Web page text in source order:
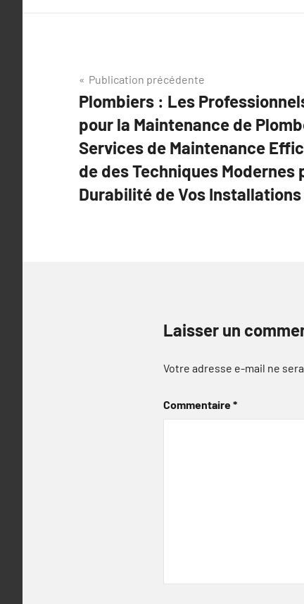
Navigation
de
l’article
Publication précédente
Plombiers : Les
pour la Maintenance de
Services de Maintenance
de des Techniques Modernes
Durabilité de Vos Installations
Laisser un
Votre adresse e-mail ne
Commentaire*